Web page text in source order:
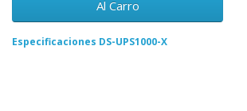
Al Carro
Especificaciones DS-UPS1000-X